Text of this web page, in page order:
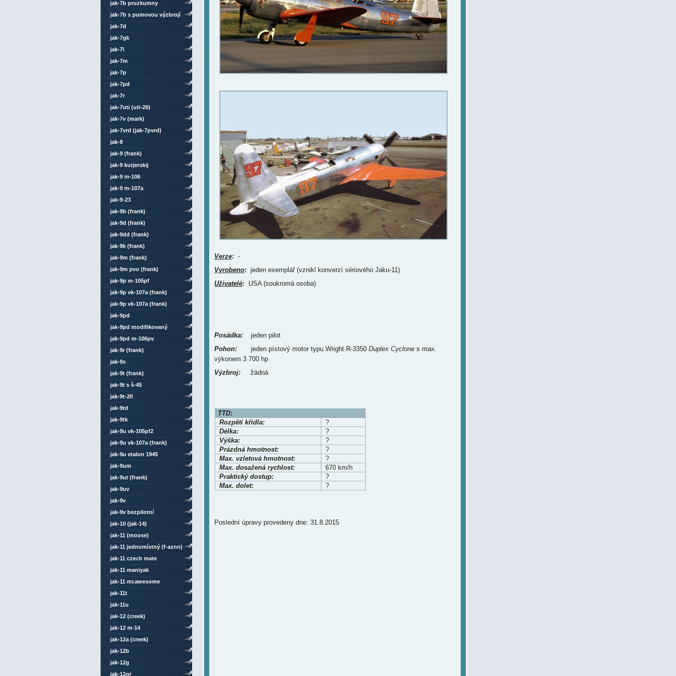
Verze:-
Vyrobeno:jeden exemplář (vznikl konverzí sériového Jaku-11)
Uživatelé:USA (soukromá osoba)
Posádka:jeden pilot
Pohon:jeden pístový motor typu Wright R-3350 Duplex Cyclones max.
výkonem 3 700 hp
Výzbroj:žádná
TTD:
Rozpětí křídla:
?
Délka:
?
Výška:
?
Prázdná hmotnost:
?
Max. vzletová hmotnost:
?
Max. dosažená rychlost:
670 km/h
Praktický dostup:
?
Max. dolet:
?
Poslední úpravy provedeny dne: 31.8.2015
jak-7b pruzkumny
jak-7b s pumovou výzbrojí
jak-7d
jak-7gk
jak-7l
jak-7m
jak-7p
jak-7pd
jak-7r
jak-7uti (uti-26)
jak-7v (mark)
jak-7vrd (jak-7pvrd)
jak-8
jak-9 (frank)
jak-9 kurjerskij
jak-9 m-106
jak-9 m-107a
jak-9-23
jak-9b (frank)
jak-9d (frank)
jak-9dd (frank)
jak-9k (frank)
jak-9m (frank)
jak-9m pvo (frank)
jak-9p m-105pf
jak-9p vk-107a (frank)
jak-9p vk-107a (frank)
celokovový
jak-9pd
jak-9pd modifikovaný
jak-9pd m-106pv
jak-9r (frank)
jak-9s
jak-9t (frank)
jak-9t s š-45
jak-9t-20
jak-9td
jak-9tk
jak-9u vk-105pf2
jak-9u vk-107a (frank)
jak-9u etalon 1945
jak-9um
jak-9ut (frank)
jak-9uv
jak-9v
jak-9v bezpilotní
jak-10 (jak-14)
jak-11 (moose)
jak-11 jednomístný (f-aznn)
jak-11 czech mate
jak-11 maniyak
jak-11 mr.awesome
jak-11t
jak-11u
jak-12 (creek)
jak-12 m-14
jak-12a (creek)
jak-12b
jak-12g
jak-12gr